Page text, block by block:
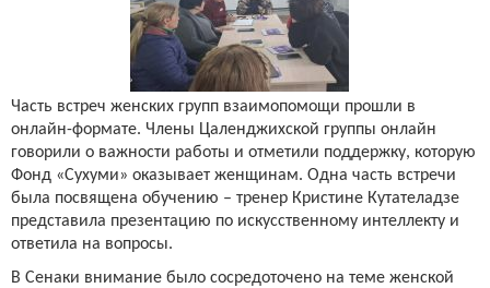
Часть встреч женских групп взаимопомощи прошли в
онлайн-формате. Члены Цаленджихской группы онлайн
говорили о важности работы и отметили поддержку, которую
Фонд «Сухуми» оказывает женщинам. Одна часть встречи
была посвящена обучению – тренер Кристине Кутателадзе
представила презентацию по искусственному интеллекту и
ответила на вопросы.
В Сенаки внимание было сосредоточено на теме женской